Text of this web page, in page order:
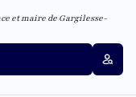
et maire de Gargilesse-